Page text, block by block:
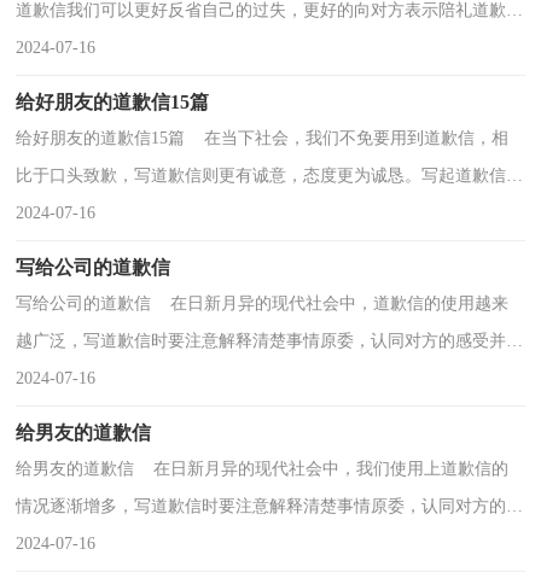
道歉信我们可以更好反省自己的过失，更好的向对方表示陪礼道歉。
你写道歉信时总是没有文字可写？以下是小编帮大家整...
2024-07-16
给好朋友的道歉信15篇
给好朋友的道歉信15篇 在当下社会，我们不免要用到道歉信，相
比于口头致歉，写道歉信则更有诚意，态度更为诚恳。写起道歉信来
就毫无头绪？以下是小编帮大家整理的给好朋友的道歉信...
2024-07-16
写给公司的道歉信
写给公司的道歉信 在日新月异的现代社会中，道歉信的使用越来
越广泛，写道歉信时要注意解释清楚事情原委，认同对方的感受并给
予安慰。那么，怎么去写道歉信呢？下面是小编精心整理...
2024-07-16
给男友的道歉信
给男友的道歉信 在日新月异的现代社会中，我们使用上道歉信的
情况逐渐增多，写道歉信时要注意解释清楚事情原委，认同对方的感
受并给予安慰。你知道道歉信怎样才能写的好吗？以下...
2024-07-16